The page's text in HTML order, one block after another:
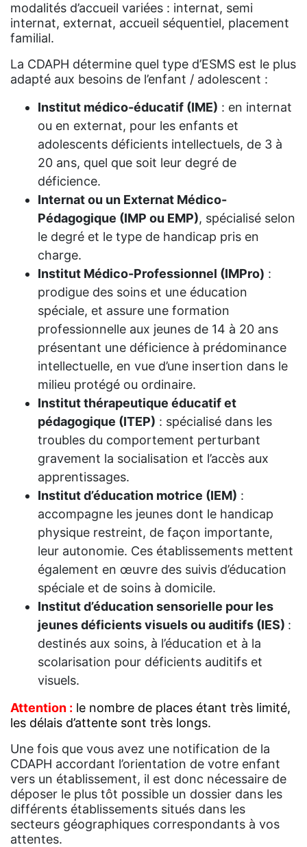
modalités d’accueil variées : internat, semi
internat, externat, accueil séquentiel, placement
familial.
La CDAPH détermine quel type d’ESMS est le plus
adapté aux besoins de l’enfant / adolescent :
Institut médico-éducatif (IME) : en internat
ou en externat, pour les enfants et
adolescents déficients intellectuels, de 3 à
20 ans, quel que soit leur degré de
déficience.
Internat ou un Externat Médico-
Pédagogique (IMP ou EMP), spécialisé selon
le degré et le type de handicap pris en
charge.
Institut Médico-Professionnel (IMPro) :
prodigue des soins et une éducation
spéciale, et assure une formation
professionnelle aux jeunes de 14 à 20 ans
présentant une déficience à prédominance
intellectuelle, en vue d’une insertion dans le
milieu protégé ou ordinaire.
Institut thérapeutique éducatif et
pédagogique (ITEP) : spécialisé dans les
troubles du comportement perturbant
gravement la socialisation et l’accès aux
apprentissages.
Institut d’éducation motrice (IEM) :
accompagne les jeunes dont le handicap
physique restreint, de façon importante,
leur autonomie. Ces établissements mettent
également en œuvre des suivis d’éducation
spéciale et de soins à domicile.
Institut d’éducation sensorielle pour les
jeunes déficients visuels ou auditifs (IES) :
destinés aux soins, à l’éducation et à la
scolarisation pour déficients auditifs et
visuels.
Attention : le nombre de places étant très limité,
les délais d’attente sont très longs.
Une fois que vous avez une notification de la
CDAPH accordant l’orientation de votre enfant
vers un établissement, il est donc nécessaire de
déposer le plus tôt possible un dossier dans les
différents établissements situés dans les
secteurs géographiques correspondants à vos
attentes.